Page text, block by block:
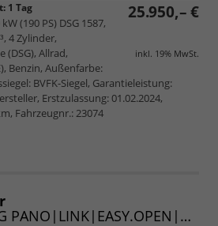
25.950,– €
inkl. 19% MwSt.
1 Tag
(190 PS) DSG 1587,
4 Zylinder,
Allrad,
Benzin, Außenfarbe:
BVFK-Siegel, Garantieleistung:
Erstzulassung: 01.02.2024,
Fahrzeugnr.: 23074
1.5 TSI 150 PS DSG PANO|LINK|EASY.OPEN|WINTER|AMBIENT|19"|UVM.